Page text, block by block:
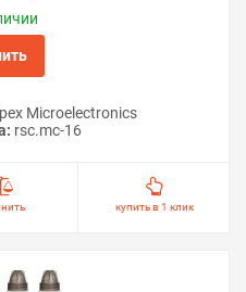
Microelectronics
rsс.mc-16
купить в 1 клик